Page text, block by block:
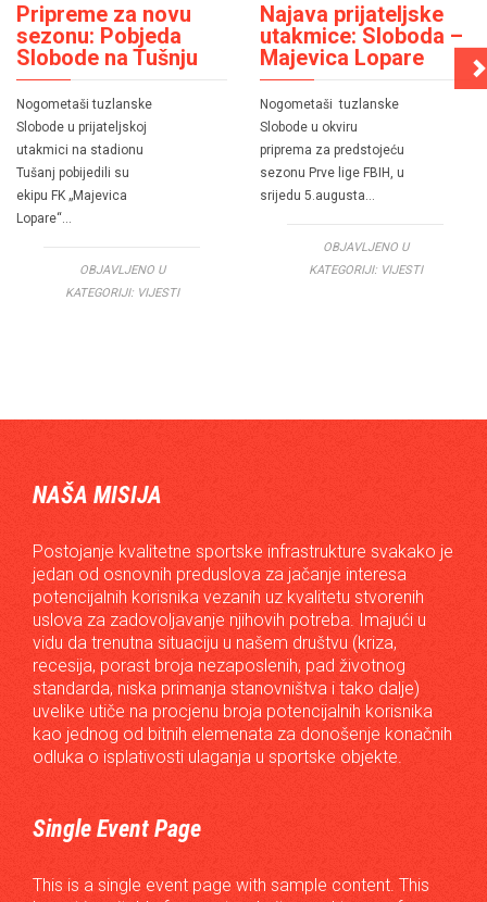
Pripreme za novu
sezonu: Pobjeda
Slobode na Tušnju
Nogometaši tuzlanske
Slobode u prijateljskoj
utakmici na stadionu
Tušanj pobijedili su
ekipu FK „Majevica
Lopare“…
OBJAVLJENO U
KATEGORIJI: VIJESTI
Najava prijateljske
utakmice: Sloboda –
Majevica Lopare
Nogometaši tuzlanske
Slobode u okviru
priprema za predstojeću
sezonu Prve lige FBIH, u
srijedu 5.augusta…
OBJAVLJENO U
KATEGORIJI: VIJESTI
NAŠA MISIJA
Postojanje kvalitetne sportske infrastrukture svakako je
jedan od osnovnih preduslova za jačanje interesa
potencijalnih korisnika vezanih uz kvalitetu stvorenih
uslova za zadovoljavanje njihovih potreba. Imajući u
vidu da trenutna situaciju u našem društvu (kriza,
recesija, porast broja nezaposlenih, pad životnog
standarda, niska primanja stanovništva i tako dalje)
uvelike utiče na procjenu broja potencijalnih korisnika
kao jednog od bitnih elemenata za donošenje konačnih
odluka o isplativosti ulaganja u sportske objekte.
Single Event Page
This is a single event page with sample content. This